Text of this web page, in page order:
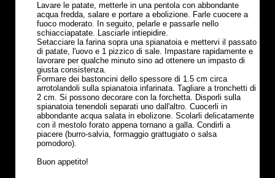
Lavare le patate, metterle in una pentola con abbondante
acqua fredda, salare e portare a ebolizione. Farle cuocere a
fuoco moderato. In seguito, pelarle e passarle nello
schiacciapatate. Lasciarle intiepidire.
Setacciare la farina sopra una spianatoia e mettervi il passato
di patate, l'uovo e 1 pizzico di sale. Impastare rapidamente e
lavorare per qualche minuto sino ad ottenere un impasto di
giusta consistenza.
Formare dei bastoncini dello spessore di 1.5 cm circa
arrotolandoli sulla spianatoia infarinata. Tagliare a tronchetti di
2 cm. Si possono decorare con la forchetta. Disporli sulla
spianatoia tenendoli separati uno dall'altro. Cuocerli in
abbondante acqua salata in ebolizone. Scolarli delicatamente
con il mestolo forato appena tornano a galla. Condirli a
piacere (burro-salvia, formaggio grattugiato o salsa
pomodoro).
Buon appetito!